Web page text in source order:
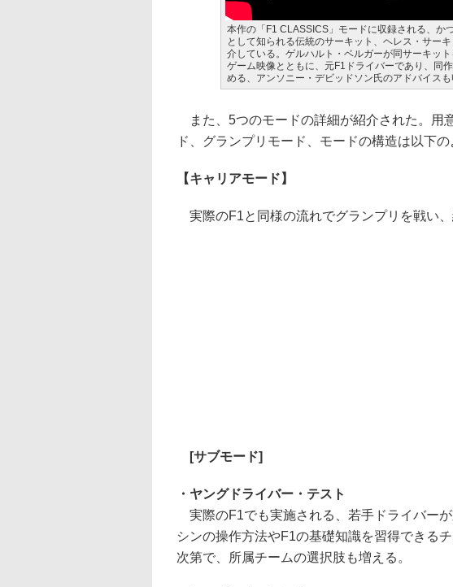
本作の「F1 CLASSICS」モードに収録される、か
として知られる伝統のサーキット、ヘレス・サー
介している。ゲルハルト・ベルガーが同サーキッ
ゲーム映像とともに、元F1ドライバーであり、同
める、アンソニー・デビッドソン氏のアドバイス
また、5つのモードの詳細が紹介された。用
ド、グランプリモード、モードの構造は以下の
【キャリアモード】
実際のF1と同様の流れでグランプリを戦い、
[サブモード]
・ヤングドライバー・テスト
実際のF1でも実施される、若手ドライバー
シンの操作方法やF1の基礎知識を習得できる
次第で、所属チームの選択肢も増える。